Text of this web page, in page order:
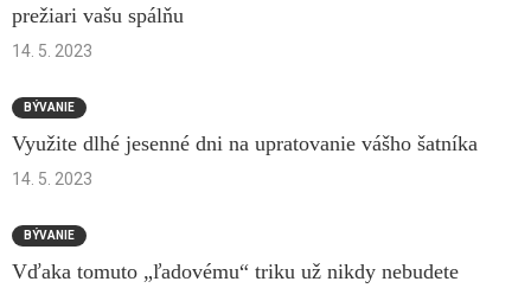
prežiari vašu spálňu
14. 5. 2023
BÝVANIE
Využite dlhé jesenné dni na upratovanie vášho šatníka
14. 5. 2023
BÝVANIE
Vďaka tomuto „ľadovému“ triku už nikdy nebudete